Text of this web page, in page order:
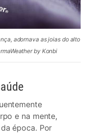
adornava as joias do alto
by Konbi
e na mente,
época. Por